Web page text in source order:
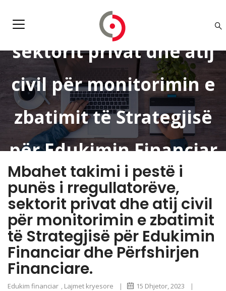
punës i rregullatorëve,
sektorit privat dhe atij
civil për monitorimin e
zbatimit të Strategjisë
për Edukimin Financiar
dhe Përfshirjen
Financiare.
Mbahet takimi i pestë i
punës i rregullatorëve,
sektorit privat dhe atij civil
për monitorimin e zbatimit
të Strategjisë për Edukimin
Financiar dhe Përfshirjen
Financiare.
Edukim financiar , Lajmet kryesore | 15 Dhjetor, 2023 |